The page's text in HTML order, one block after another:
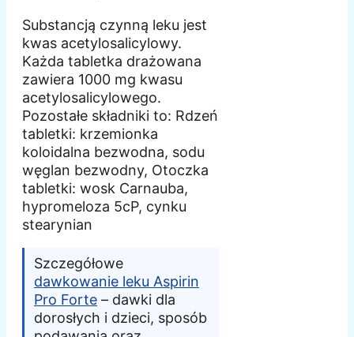
Substancją czynną leku jest
kwas acetylosalicylowy.
Każda tabletka drażowana
zawiera 1000 mg kwasu
acetylosalicylowego.
Pozostałe składniki to: Rdzeń
tabletki: krzemionka
koloidalna bezwodna, sodu
węglan bezwodny, Otoczka
tabletki: wosk Carnauba,
hypromeloza 5cP, cynku
stearynian
Szczegółowe
dawkowanie leku Aspirin
Pro Forte – dawki dla
dorosłych i dzieci, sposób